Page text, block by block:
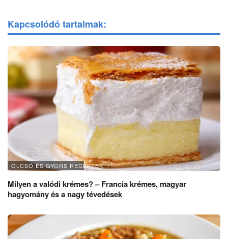
Kapcsolódó tartalmak:
OLCSÓ ÉS GYORS RECEPTEK
Milyen a valódi krémes? – Francia krémes, magyar
hagyomány és a nagy tévedések